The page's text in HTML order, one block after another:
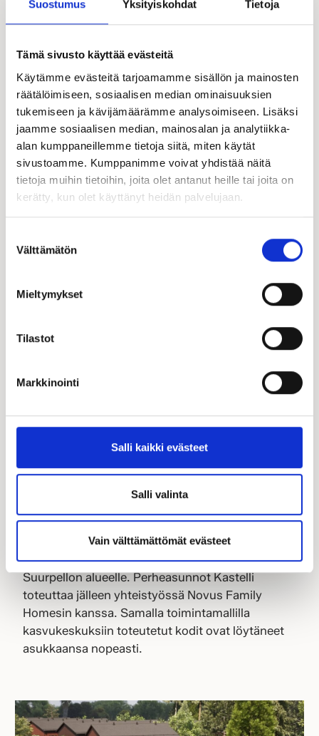
Suostumus Yksityiskohdat Tietoja
Tämä sivusto käyttää evästeitä
Käytämme evästeitä tarjoamamme sisällön ja mainosten
räätälöimiseen, sosiaalisen median ominaisuuksien
tukemiseen ja kävijämäärämme analysoimiseen. Lisäksi
jaamme sosiaalisen median, mainosalan ja analytiikka-
alan kumppaneillemme tietoja siitä, miten käytät
sivustoamme. Kumppanimme voivat yhdistää näitä
tietoja muihin tietoihin, joita olet antanut heille tai joita on
kerätty, kun olet käyttänyt heidän palvelujaan.
valinta
Välttämätön
Mieltymykset
Tilastot
Markkinointi
Salli kaikki evästeet
Salli valinta
Vain välttämättömät evästeet
Kastelli-talot Oyon perustettu vuonna 1989. Se kuuluu
Harjavalta-konserniin
. Konsernin liikevaihto oli vuonna 2024
noin 373 MEUR ja sen palveluksessa oli noin 1200
henkilöä. Kastelli on Suomen eniten myyty
pientalomerkki.Kaikkiaan Kastelli-pientaloja on rakennettu
Suomessa yli 30 000.Yritys toimii kahdella liiketoiminta-
alueella: Pientalot ja Easyin. Kastelli-talot Oy:n liikevaihto
vuonna 2024 oli 62 miljoonaa euroa ja se työllistää suoraan
noin 130 henkilöä ja toteutusverkostonsa kautta noin 700
Kastelli-talot Oy rakentaa 65
rivitalovuokra-asuntoa Espoon
Suurpeltoon
Markkinoiden myydyin pientalobrändi Kastelli on
aloittanut helmikuussa 65 vapaarahoitteisen
rivitalovuokra-asunnon rakentamisen Espoon
Suurpellon alueelle. Perheasunnot Kastelli
toteuttaa jälleen yhteistyössä Novus Family
Homesin kanssa. Samalla toimintamallilla
kasvukeskuksiin toteutetut kodit ovat löytäneet
asukkaansa nopeasti.